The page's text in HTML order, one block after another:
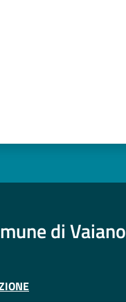
di Vaiano